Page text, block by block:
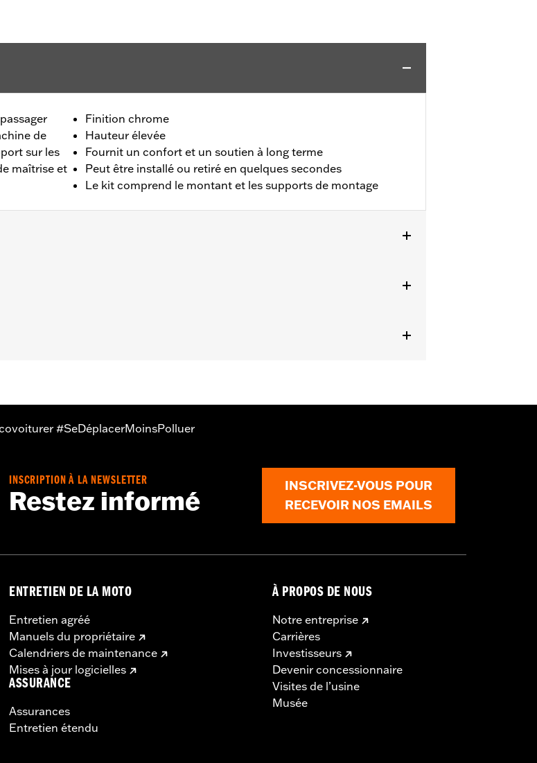
de
sur les
maîtrise et
Finition chrome
Hauteur élevée
Fournit un confort et un soutien à long terme
Peut être installé ou retiré en quelques secondes
Le kit comprend le montant et les supports de montage
™ Tour-Pak® P/N 53303-07 et du kit de visserie d'amarrage P/N
#SeDéplacerMoinsPolluer
INSCRIPTION À LA NEWSLETTER
Restez informé
INSCRIVEZ-VOUS POUR
RECEVOIR NOS EMAILS
ENTRETIEN DE LA MOTO
Entretien agréé
Manuels du propriétaire
Calendriers de maintenance
Mises à jour logicielles
ASSURANCE
Assurances
Entretien étendu
À PROPOS DE NOUS
Notre entreprise
Carrières
Investisseurs
Devenir concessionnaire
Visites de l’usine
Musée